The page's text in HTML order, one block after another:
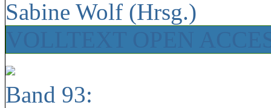
Sabine Wolf (Hrsg.)
Band 93: